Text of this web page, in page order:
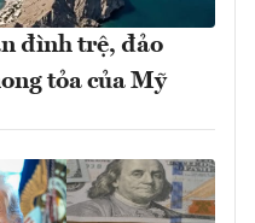
đình trệ, đảo
tỏa của Mỹ